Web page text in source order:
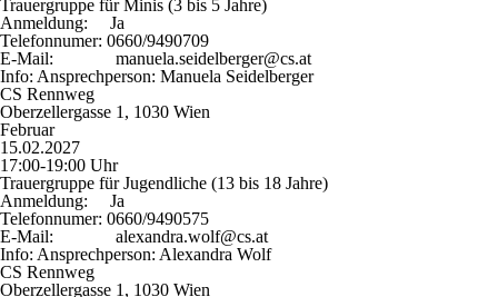
Trauergruppe für Minis (3 bis 5 Jahre)
Anmeldung: Ja
Telefonnumer: 0660/9490709
E-Mail:
manuela.seidelberger@cs.at
Info: Ansprechperson: Manuela Seidelberger
CS Rennweg
Oberzellergasse 1, 1030 Wien
Februar
15.02.2027
17:00-19:00 Uhr
Trauergruppe für Jugendliche (13 bis 18 Jahre)
Anmeldung: Ja
Telefonnumer: 0660/9490575
E-Mail:
alexandra.wolf@cs.at
Info: Ansprechperson: Alexandra Wolf
CS Rennweg
Oberzellergasse 1, 1030 Wien